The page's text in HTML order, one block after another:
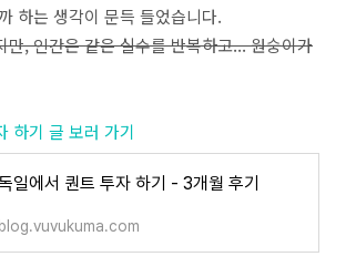
하는 생각이 문득 들었습니다.
만, 인간은 같은 실수를 반복하고... 원숭이가
하기 글 보러 가기
일에서 퀀트 투자 하기 - 3개월 후기
blog.vuvukuma.com